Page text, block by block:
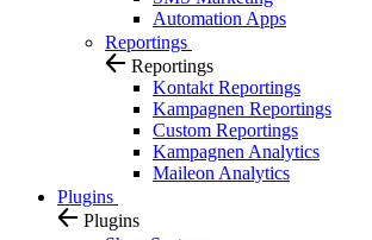
Automation Apps
Reportings
Reportings
Kontakt Reportings
Kampagnen Reportings
Custom Reportings
Kampagnen Analytics
Maileon Analytics
Plugins
Plugins